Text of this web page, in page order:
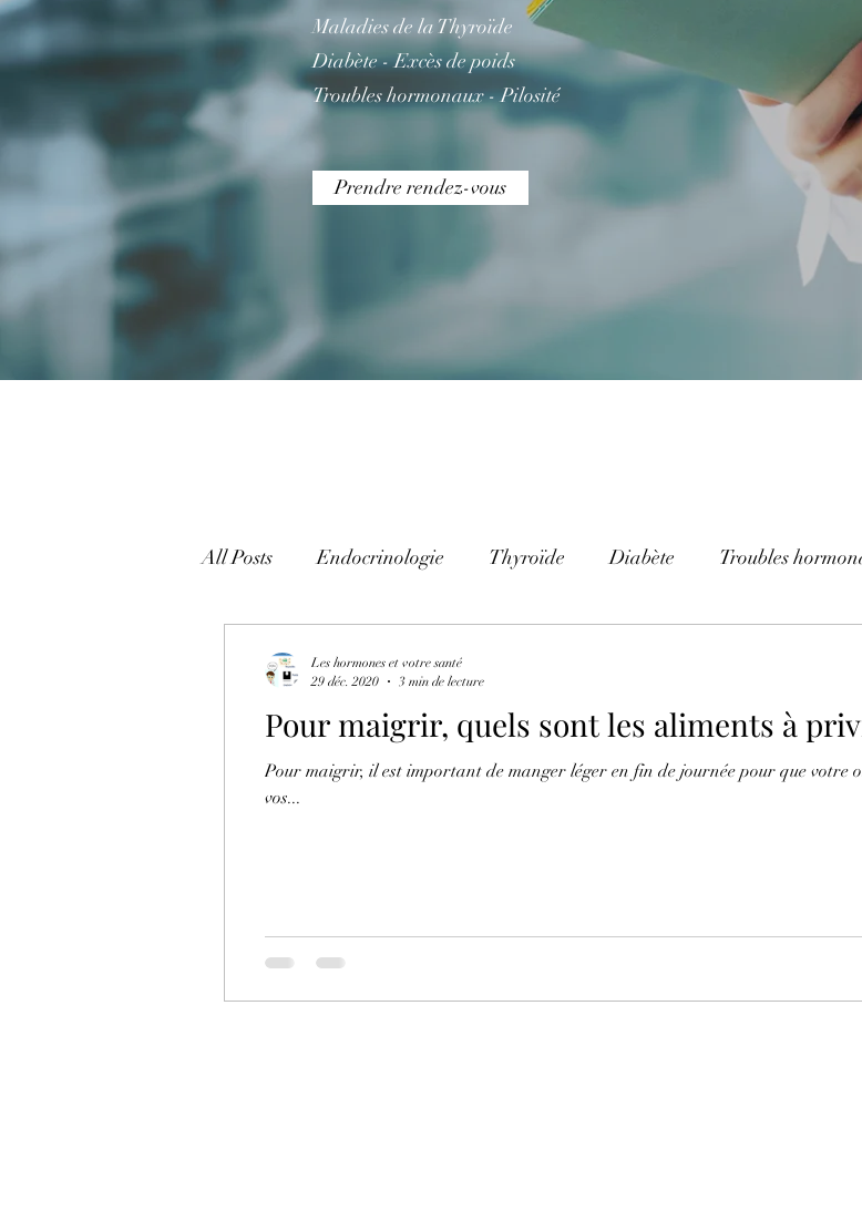
Maladies de la Thyroïde
Diabète - Excès de poids
Troubles hormonaux - Pilosité
Prendre rendez-vous
All Posts Endocrinologie Thyroïde Diabète Troubles
Pour maigrir, quels sont les aliments à
Pour maigrir, il est important de manger léger en fin de journée pour que votre
vos...
Les hormones et votre santé
29 déc. 2020
3 min de lecture